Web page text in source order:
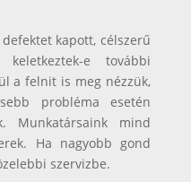
kapott, célszerű
e további
a felnit is meg nézzük,
probléma esetén
Munkatársaink mind
Ha nagyobb gond
szervizbe.